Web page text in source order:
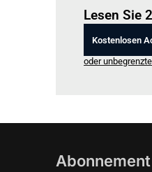
Lesen Sie
Kostenlosen
oder
Abonnement